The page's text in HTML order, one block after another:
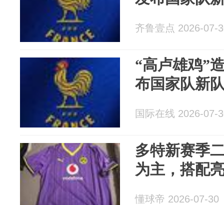
齐鲁壹点 2026-07-
“高卢雄鸡”
布国家队新
国际在线 2026-07-
多特新赛季
为主，搭配
懂球帝 2026-07-30